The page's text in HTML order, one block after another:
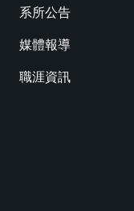
系所公告
媒體報導
職涯資訊